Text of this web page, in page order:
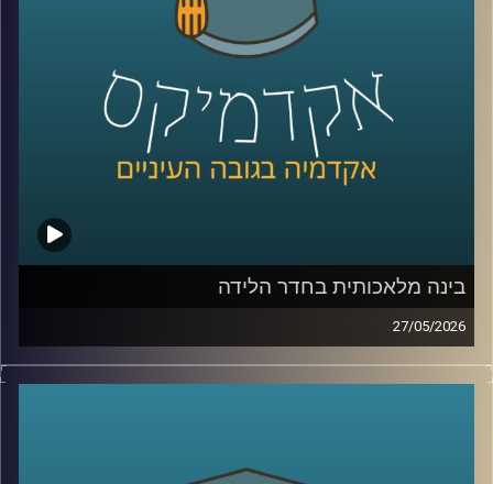
היום נארח את ד״ר מיכאל ברק, מרצה וחוקר בבית ספר לאודר
לממשל, דיפלומטיה ואסטרטגיה ב־אוניברסיטת רייכמן, וחוקר
בכיר ב־המכון למדיניות נגד טרור, מומחה לאיסלאם רדיקלי.
קרדיט תמונות:AudioVersity
בינה מלאכותית בחדר הלידה
27/05/2026
הרפואה נמצאת היום באחת מנקודות המפנה המשמעותיות
ביותר בתולדותיה.